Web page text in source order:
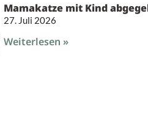
Mamakatze mit Kind
27. Juli 2026
Weiterlesen »